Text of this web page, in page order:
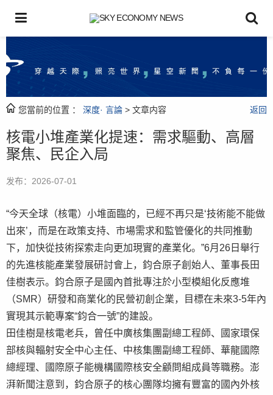
您當前的位置 ： 深度· 言論 > 文章内容 返回
核電小堆產業化提速：需求驅動、高層
聚焦、民企入局
发布：2026-07-01
“今天全球（核電）小堆面臨的，已經不再只是‘技術能不能做
出來’，而是在政策支持、市場需求和監管優化的共同推動
下，加快從技術探索走向更加現實的產業化。”6月26日舉行
的先進核能產業發展研討會上，鈞合原子創始人、董事長田
佳樹表示。鈞合原子是國內首批專注於小型模組化反應堆
（SMR）研發和商業化的民營初創企業，目標在未來3-5年內
實現其示範專案“鈞合一號”的建設。
田佳樹是核電老兵，曾任中廣核集團副總工程師、國家環保
部核與輻射安全中心主任、中核集團副總工程師、華龍國際
總經理、國際原子能機構國際核安全顧問組成員等職務。澎
湃新聞注意到，鈞合原子的核心團隊均擁有豐富的國內外核